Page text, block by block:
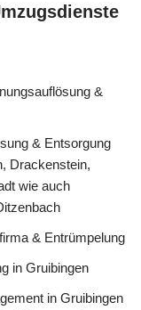
&
& Entsorgung
Drackenstein,
wie auch
& Entrümpelung
in Gruibingen
in Gruibingen